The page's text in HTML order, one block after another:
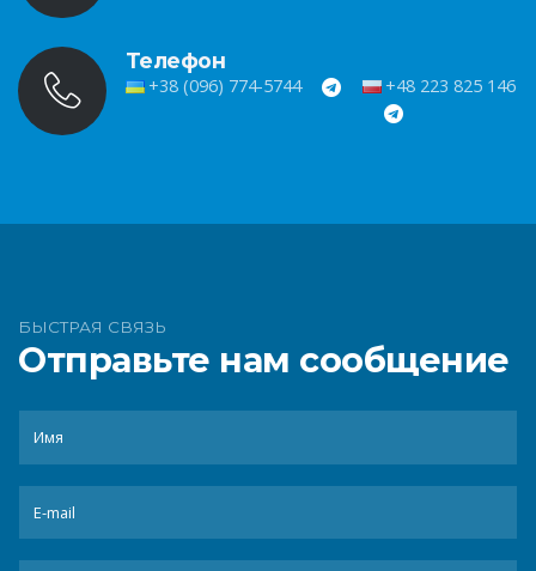
Телефон
+38 (096) 774-5744 +48 223 825 146
БЫСТРАЯ СВЯЗЬ
Отправьте нам сообщение